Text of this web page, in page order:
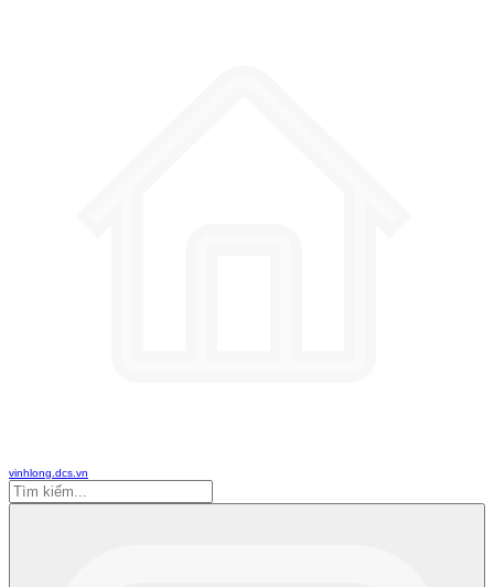
vinhlong.dcs.vn